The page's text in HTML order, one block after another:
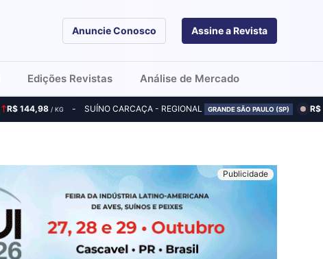
Anuncie Conosco Assine a Revista
Edições Revistas Análise de Mercado
R$ 144,98 / KG SUÍNO CARCAÇA - REGIONAL GRANDE SÃO PAULO (SP)